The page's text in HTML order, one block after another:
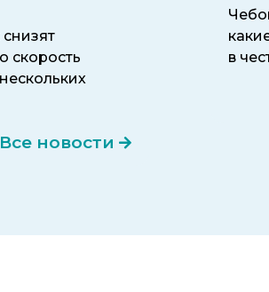
скорость
Все новости
в